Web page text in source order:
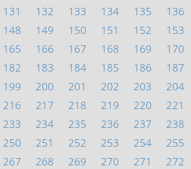
131 132 133 134 135 136
148 149 150 151 152 153
165 166 167 168 169 170
182 183 184 185 186 187
199 200 201 202 203 204
216 217 218 219 220 221
233 234 235 236 237 238
250 251 252 253 254 255
267 268 269 270 271 272